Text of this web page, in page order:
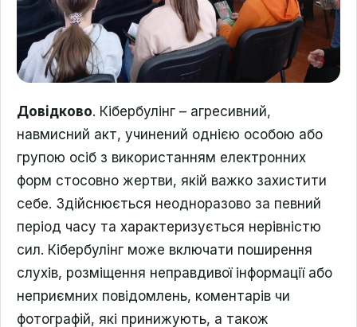
Довідково. Кібербулінг – агресивний,
навмисний акт, учинений однією особою або
групою осіб з використанням електронних
форм стосовно жертви, якій важко захистити
себе. Здійснюється неодноразово за певний
період часу та характеризується нерівністю
сил. Кібербулінг може включати поширення
слухів, розміщення неправдивої інформації або
неприємних повідомлень, коментарів чи
фотографій, які принижують, а також